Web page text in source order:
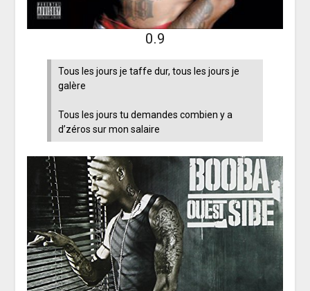
0.9
Tous les jours je taffe dur, tous les jours je
galère
Tous les jours tu demandes combien y a
d’zéros sur mon salaire